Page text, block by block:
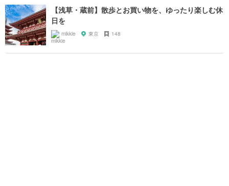
【浅草・蔵前】散歩とお買い物を、ゆったり楽しむ休
日を
mikkie 東京 148